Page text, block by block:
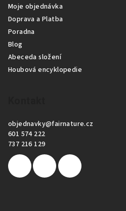
Moje objednávka
Doprava a Platba
Poradna
Blog
Abeceda složení
Houbová encyklopedie
objednavky@fairnature.cz
601 574 222
737 216 129